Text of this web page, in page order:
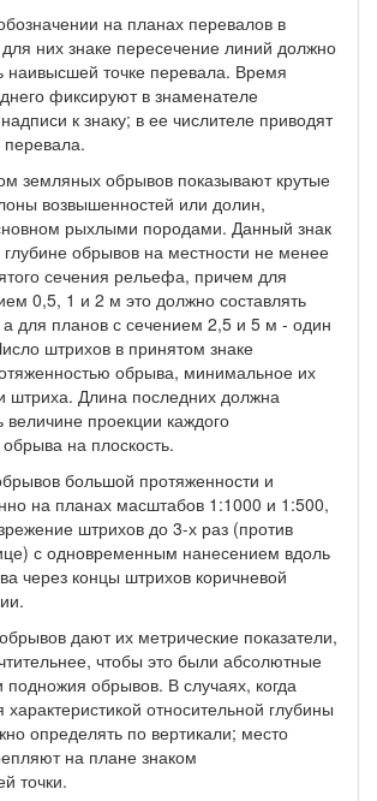
на планах перевалов в
них знаке пересечение линий должно
наивысшей точке перевала. Время
фиксируют в знаменателе
к знаку; в ее числителе приводят
перевала.
земляных обрывов показывают крутые
возвышенностей или долин,
рыхлыми породами. Данный знак
обрывов на местности не менее
сечения рельефа, причем для
0,5, 1 и 2 м это должно составлять
для планов с сечением 2,5 и 5 м - один
штрихов в принятом знаке
обрыва, минимальное их
штриха. Длина последних должна
величине проекции каждого
на плоскость.
большой протяженности и
на планах масштабов 1:1000 и 1:500,
штрихов до 3-х раз (против
с одновременным нанесением вдоль
через концы штрихов коричневой
дают их метрические показатели,
чтобы это были абсолютные
подножия обрывов. В случаях, когда
характеристикой относительной глубины
определять по вертикали; место
на плане знаком
точки.